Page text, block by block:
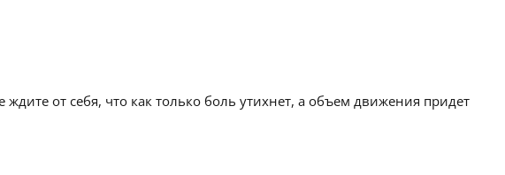
от себя, что как только боль утихнет, а объем движения придет